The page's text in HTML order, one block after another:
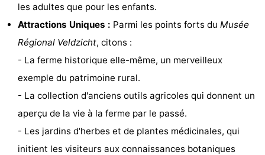
Monuments
Points
Attractions
Croisières
Terrains
Aires
les adultes que pour les enfants.
Attractions Uniques : Parmi les points forts du Musée
Régional Veldzicht, citons :
- La ferme historique elle-même, un merveilleux
exemple du patrimoine rural.
- La collection d'anciens outils agricoles qui donnent un
aperçu de la vie à la ferme par le passé.
- Les jardins d'herbes et de plantes médicinales, qui
initient les visiteurs aux connaissances botaniques